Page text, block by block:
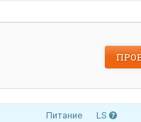
Питание LS